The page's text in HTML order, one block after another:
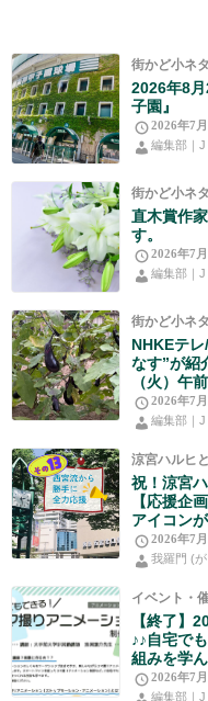
街かど小ネタ
2026年8
子園』
2026年7
編集部｜J
街かど小ネタ
直木賞作
す。
2026年7
編集部｜J
街かど小ネタ
NHKEテ
なす”が紹
（火）午
2026年7
編集部｜J
涼宮ハルヒ
祝！涼宮
【応援企
アイコンが
2026年7
我羅門 (
イベント・
【終了】
♪♪自宅で
組みを学
2026年7
編集部｜J